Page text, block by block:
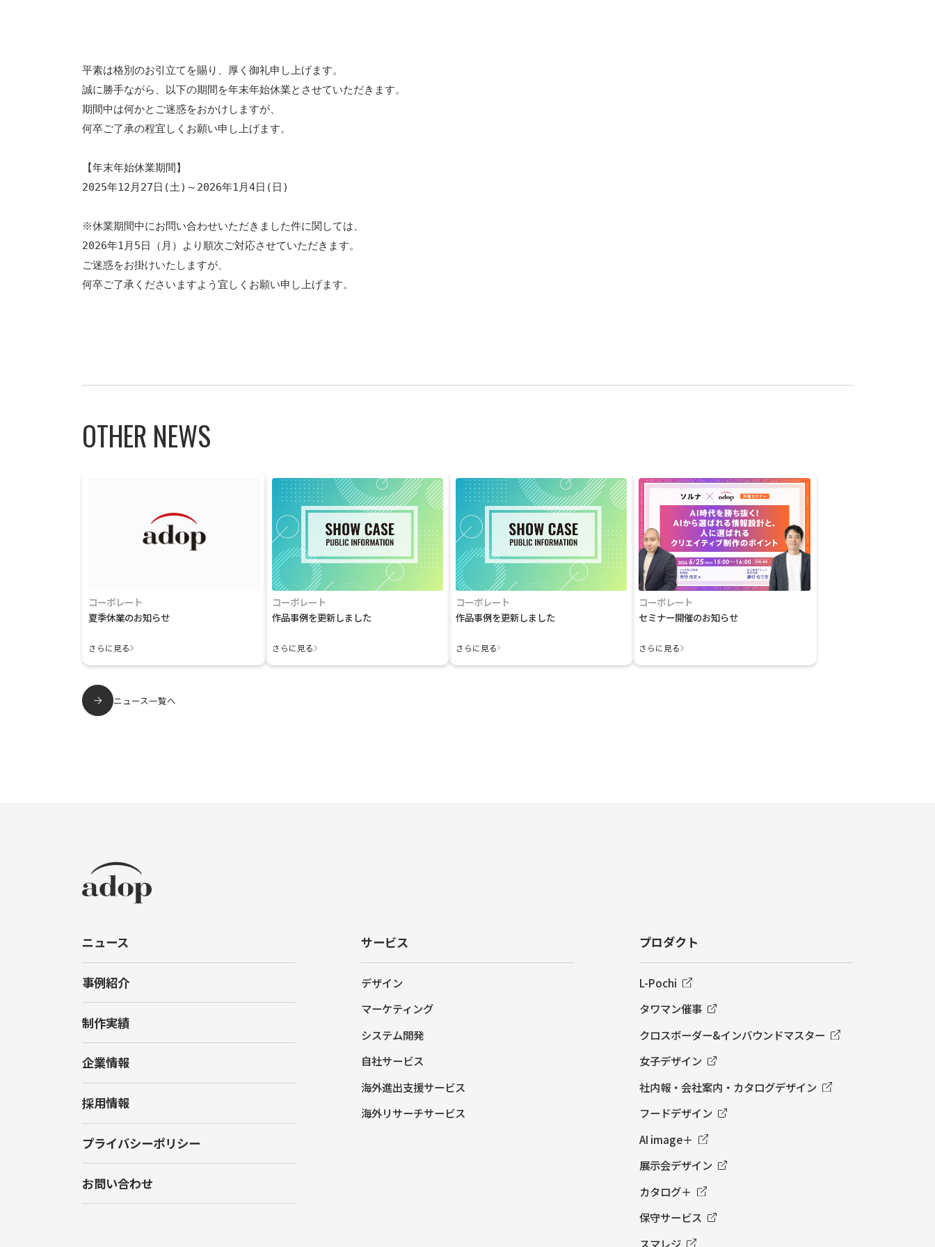
平素は格別のお引立てを賜り、厚く御礼申し上げます。
誠に勝手ながら、以下の期間を年末年始休業とさせていただきます。
期間中は何かとご迷惑をおかけしますが、
何卒ご了承の程宜しくお願い申し上げます。
【年末年始休業期間】
2025年12月27日(土)～2026年1月4日(日)
※休業期間中にお問い合わせいただきました件に関しては、
2026年1月5日（月）より順次ご対応させていただきます。
ご迷惑をお掛けいたしますが、
何卒ご了承くださいますよう宜しくお願い申し上げます。
OTHER NEWS
コーポレート
夏季休業のお知らせ
さらに見る
コーポレート
作品事例を更新しました
さらに見る
コーポレート
作品事例を更新しました
さらに見る
コーポレート
セミナー開催のお知らせ
さらに見る
ニュース一覧へ
ニュース
事例紹介
制作実績
企業情報
採用情報
プライバシーポリシー
お問い合わせ
サービス
デザイン
マーケティング
システム開発
自社サービス
海外進出支援サービス
海外リサーチサービス
プロダクト
L-Pochi
タワマン催事
クロスボーダー&インバウンドマスター
女子デザイン
社内報・会社案内・カタログデザイン
フードデザイン
AI image＋
展示会デザイン
カタログ＋
保守サービス
スマレジ